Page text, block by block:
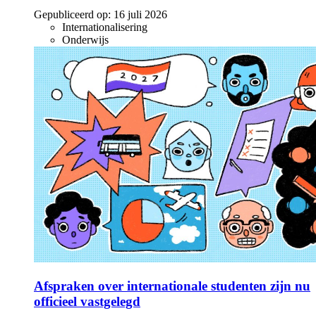
Gepubliceerd op: 16 juli 2026
Internationalisering
Onderwijs
Afspraken over internationale studenten zijn nu
officieel vastgelegd